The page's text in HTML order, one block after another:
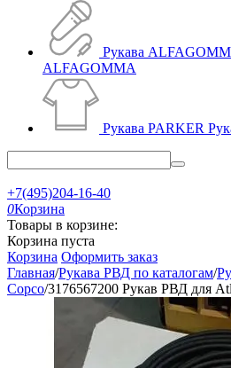
Рукава
ALFAGOMMA
Рукава PARKER
+7(495)204-16-40
0Корзина
Товары в корзине:
Корзина пуста
Корзина Оформить заказ
Главная/Рукава РВД по каталогам/
Copco/3176567200 Рукав РВД для